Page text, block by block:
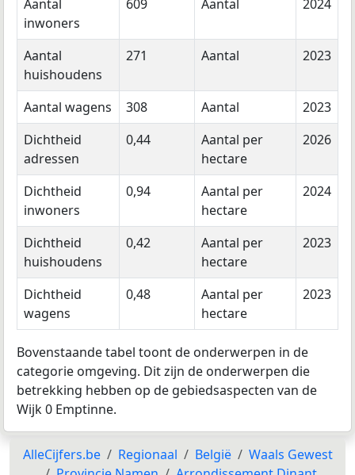
Aantal
inwoners
609 Aantal 2024
Aantal
huishoudens
271 Aantal 2023
Aantal wagens 308 Aantal
2023
Dichtheid
adressen
0,44
Aantal per
hectare
2026
Dichtheid
inwoners
0,94
Aantal per
hectare
2024
Dichtheid
huishoudens
0,42
Aantal per
hectare
2023
Dichtheid
wagens
0,48
Aantal per
hectare
2023
Bovenstaande tabel toont de onderwerpen in de
categorie omgeving. Dit zijn de onderwerpen die
betrekking hebben op de gebiedsaspecten van de
Wijk 0 Emptinne.
AlleCijfers.be Regionaal België
Waals Gewest